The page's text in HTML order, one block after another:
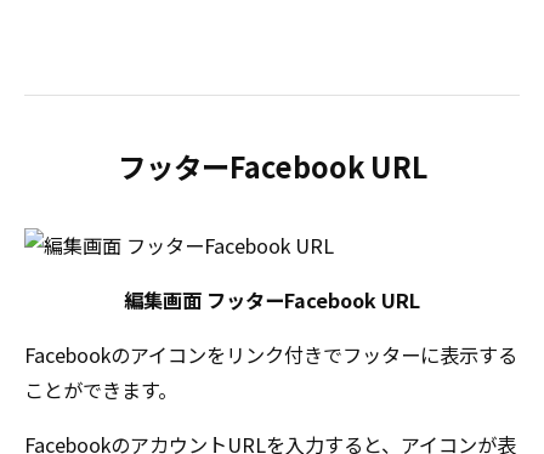
フッターFacebook URL
編集画面 フッターFacebook URL
Facebookのアイコンをリンク付きでフッターに表示する
ことができます。
FacebookのアカウントURLを入力すると、アイコンが表